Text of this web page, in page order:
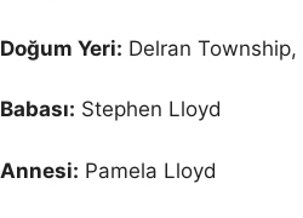
Doğum Yeri: Delran
Babası: Stephen Lloyd
Annesi: Pamela Lloyd